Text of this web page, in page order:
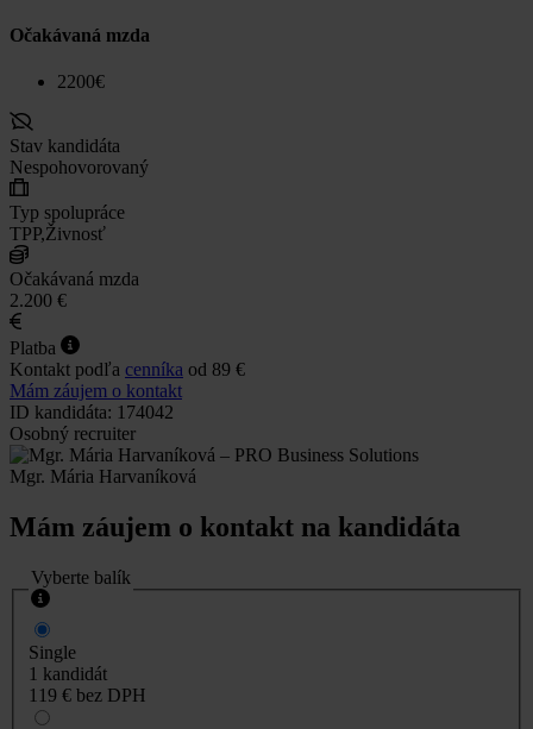
Očakávaná mzda
2200€
Stav kandidáta
Nespohovorovaný
Typ spolupráce
TPP,Živnosť
Očakávaná mzda
2.200 €
Platba
Kontakt podľa cenníka od 89 €
Mám záujem o kontakt
ID kandidáta: 174042
Osobný recruiter
Mgr. Mária Harvaníková
Mám záujem o kontakt na kandidáta
Vyberte balík
Single
1 kandidát
119 € bez DPH